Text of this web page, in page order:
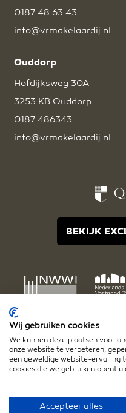
0187 48 63 43
info@vrmakelaardij.nl
Ouddorp
Hofdijksweg 30A
3253 KB Ouddorp
0187 486343
info@vrmakelaardij.nl
BEKIJK
Wij gebruiken cookies
We kunnen deze plaatsen voor
onze website te verbeteren,
een geweldige website-ervaring
cookies die we gebruiken opent u
Accepteer alles